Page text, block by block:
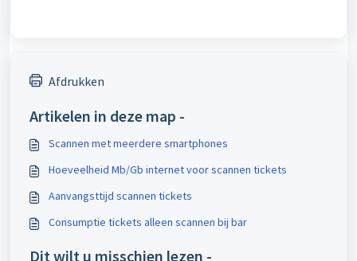
Afdrukken
Artikelen in deze map -
Scannen met meerdere smartphones
Hoeveelheid Mb/Gb internet voor scannen tickets
Aanvangsttijd scannen tickets
Consumptie tickets alleen scannen bij bar
Dit wilt u misschien lezen -